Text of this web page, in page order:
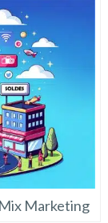
Marketing